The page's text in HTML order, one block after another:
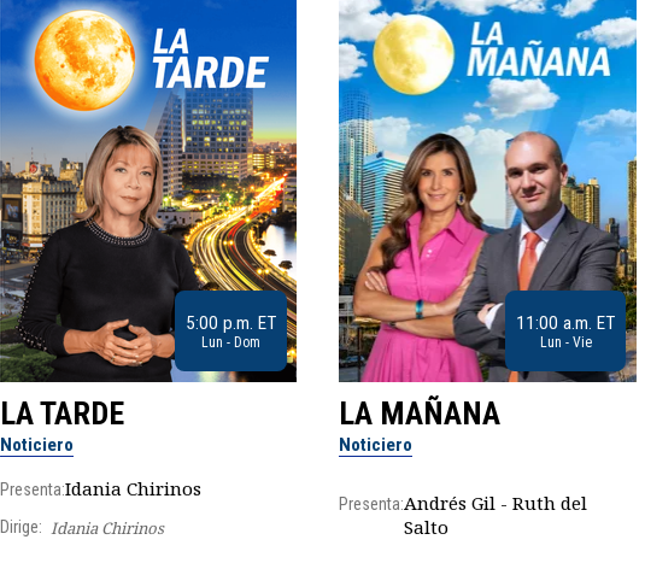
5:00 p.m. ET
Lun - Dom
LA TARDE
Noticiero
Presenta:Idania Chirinos
Dirige: Idania Chirinos
11:00 a.m. ET
Lun - Vie
LA MAÑANA
Noticiero
Presenta:Andrés Gil - Ruth del
Salto